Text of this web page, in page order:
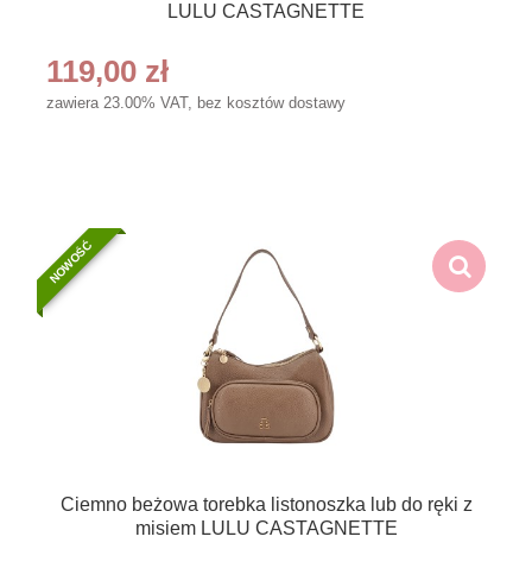
LULU CASTAGNETTE
119,00 zł
zawiera 23.00% VAT, bez kosztów dostawy
Ciemno beżowa torebka listonoszka lub do ręki z
misiem LULU CASTAGNETTE
NOWOŚĆ